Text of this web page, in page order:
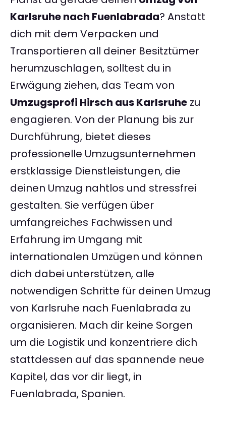
Karlsruhe nach Fuenlabrada? Anstatt
dich mit dem Verpacken und
Transportieren all deiner Besitztümer
herumzuschlagen, solltest du in
Erwägung ziehen, das Team von
Umzugsprofi Hirsch aus Karlsruhe zu
engagieren. Von der Planung bis zur
Durchführung, bietet dieses
professionelle Umzugsunternehmen
erstklassige Dienstleistungen, die
deinen Umzug nahtlos und stressfrei
gestalten. Sie verfügen über
umfangreiches Fachwissen und
Erfahrung im Umgang mit
internationalen Umzügen und können
dich dabei unterstützen, alle
notwendigen Schritte für deinen Umzug
von Karlsruhe nach Fuenlabrada zu
organisieren. Mach dir keine Sorgen
um die Logistik und konzentriere dich
stattdessen auf das spannende neue
Kapitel, das vor dir liegt, in
Fuenlabrada, Spanien.